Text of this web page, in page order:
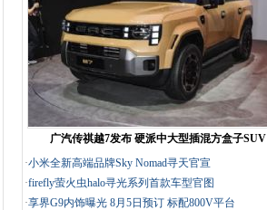
广汽传祺越7发布 硬派中大型插混方盒子SUV
·小米全新高端品牌Sky Nomad寻天官宣
·firefly萤火虫halo寻光系列首款车型官图
·享界G9内饰曝光 8月5日预订 标配800V平台